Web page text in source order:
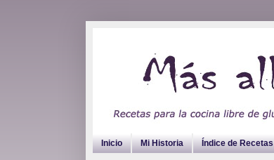
Inicio Mi Historia Índice de Recetas